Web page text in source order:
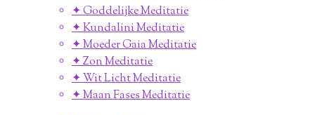
✦ Goddelijke Meditatie
✦ Kundalini Meditatie
✦ Moeder Gaia Meditatie
✦ Zon Meditatie
✦ Wit Licht Meditatie
✦ Maan Fases Meditatie